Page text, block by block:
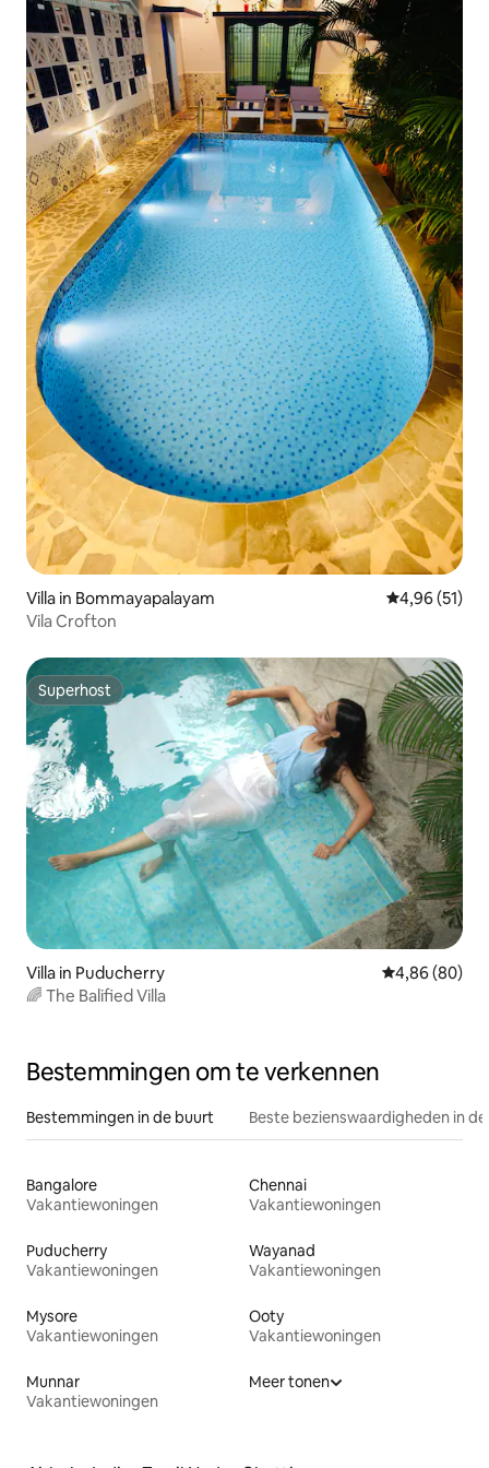
Villa in Bommayapalayam Gemiddelde
4,96 (51)
Vila Crofton
Superhost
Superhost
Villa in Puducherry Gemiddelde
4,86 (80)
🌈 The Balified Villa
Bestemmingen om te verkennen
Bestemmingen in de buurt Beste bezienswaardigheden in
Bangalore
Vakantiewoningen
Chennai
Vakantiewoningen
Puducherry
Vakantiewoningen
Wayanad
Vakantiewoningen
Mysore
Vakantiewoningen
Ooty
Vakantiewoningen
Munnar
Vakantiewoningen
Meer tonen